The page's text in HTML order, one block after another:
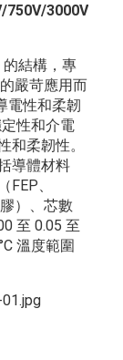
750V/3000V
的結構，專
嚴苛應用而
電性和柔韌
性和介電
和柔韌性。
導體材料
FEP、
）、芯數
至 0.05 至
溫度範圍